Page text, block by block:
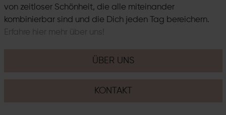
von zeitloser Schönheit, die alle miteinander
kombinierbar sind und die Dich jeden Tag bereichern.
Erfahre hier mehr über uns!
ÜBER UNS
KONTAKT